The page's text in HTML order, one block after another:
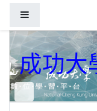
成功大